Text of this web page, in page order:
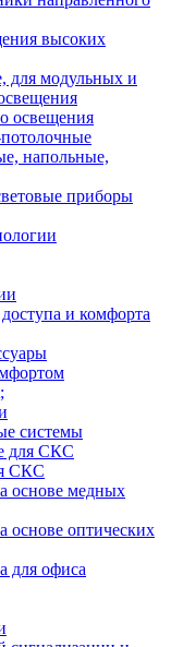
высоких
для модульных и
освещения
напольные,
приборы
и комфорта
системы
для СКС
СКС
основе медных
основе оптических
для офиса